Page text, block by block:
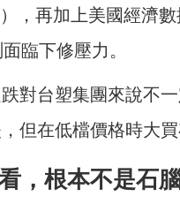
），再加上美國經濟
臨下修壓力。
對台塑集團來說不
但在低檔價格時大
，根本不是石